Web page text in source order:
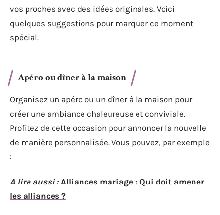
vos proches avec des idées originales. Voici
quelques suggestions pour marquer ce moment
spécial.
Apéro ou dîner à la maison
Organisez un apéro ou un dîner à la maison pour
créer une ambiance chaleureuse et conviviale.
Profitez de cette occasion pour annoncer la nouvelle
de manière personnalisée. Vous pouvez, par exemple
:
A lire aussi : Alliances mariage : Qui doit amener
les alliances ?